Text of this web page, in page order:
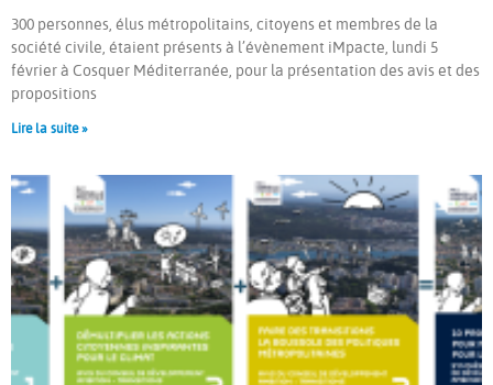
300 personnes, élus métropolitains, citoyens et membres de la
société civile, étaient présents à l’évènement iMpacte, lundi 5
février à Cosquer Méditerranée, pour la présentation des avis et des
propositions
Lire la suite »